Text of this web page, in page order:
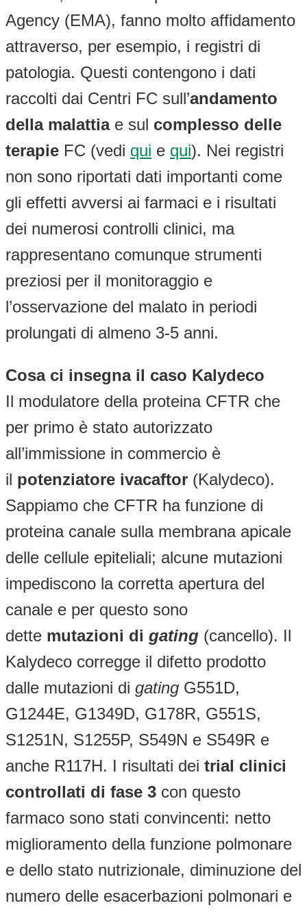
Agency (EMA), fanno molto affidamento
attraverso, per esempio, i registri di
patologia. Questi contengono i dati
raccolti dai Centri FC sull’andamento
della malattiae sul complesso delle
terapie FC (vedi qui e qui). Nei registri
non sono riportati dati importanti come
gli effetti avversi ai farmaci e i risultati
dei numerosi controlli clinici, ma
rappresentano comunque strumenti
preziosi per il monitoraggio e
l’osservazione del malato in periodi
prolungati di almeno 3-5 anni.
Cosa ci insegna il caso Kalydeco
Il modulatore della proteina CFTR che
per primo è stato autorizzato
all’immissione in commercio è
il potenziatore ivacaftor (Kalydeco).
Sappiamo che CFTR ha funzione di
proteina canale sulla membrana apicale
delle cellule epiteliali; alcune mutazioni
impediscono la corretta apertura del
canale e per questo sono
dette mutazioni di gating (cancello). Il
Kalydeco corregge il difetto prodotto
dalle mutazioni di gating G551D,
G1244E, G1349D, G178R, G551S,
S1251N, S1255P, S549N e S549R e
anche R117H. I risultati dei trial clinici
controllati di fase 3 con questo
farmaco sono stati convincenti: netto
miglioramento della funzione polmonare
e dello stato nutrizionale, diminuzione del
numero delle esacerbazioni polmonari e